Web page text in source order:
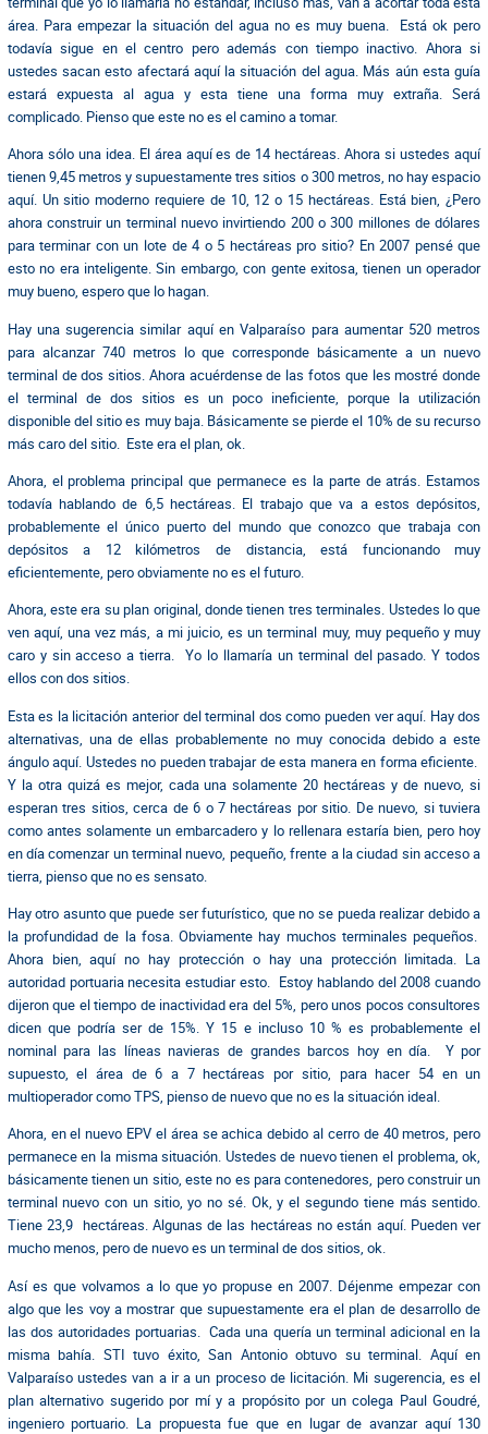
área. Para empezar la situación del agua no es muy buena. Está ok pero
todavía sigue en el centro pero además con tiempo inactivo. Ahora si
ustedes sacan esto afectará aquí la situación del agua. Más aún esta guía
estará expuesta al agua y esta tiene una forma muy extraña. Será
complicado. Pienso que este no es el camino a tomar.
Ahora sólo una idea. El área aquí es de 14 hectáreas. Ahora si ustedes aquí
tienen 9,45 metros y supuestamente tres sitios o 300 metros, no hay espacio
aquí. Un sitio moderno requiere de 10, 12 o 15 hectáreas. Está bien, ¿Pero
ahora construir un terminal nuevo invirtiendo 200 o 300 millones de dólares
para terminar con un lote de 4 o 5 hectáreas pro sitio? En 2007 pensé que
esto no era inteligente. Sin embargo, con gente exitosa, tienen un operador
muy bueno, espero que lo hagan.
Hay una sugerencia similar aquí en Valparaíso para aumentar 520 metros
para alcanzar 740 metros lo que corresponde básicamente a un nuevo
terminal de dos sitios. Ahora acuérdense de las fotos que les mostré donde
el terminal de dos sitios es un poco ineficiente, porque la utilización
disponible del sitio es muy baja. Básicamente se pierde el 10% de su recurso
más caro del sitio. Este era el plan, ok.
Ahora, el problema principal que permanece es la parte de atrás. Estamos
todavía hablando de 6,5 hectáreas. El trabajo que va a estos depósitos,
probablemente el único puerto del mundo que conozco que trabaja con
depósitos a 12 kilómetros de distancia, está funcionando muy
eficientemente, pero obviamente no es el futuro.
Ahora, este era su plan original, donde tienen tres terminales. Ustedes lo que
ven aquí, una vez más, a mi juicio, es un terminal muy, muy pequeño y muy
caro y sin acceso a tierra. Yo lo llamaría un terminal del pasado. Y todos
ellos con dos sitios.
Esta es la licitación anterior del terminal dos como pueden ver aquí. Hay dos
alternativas, una de ellas probablemente no muy conocida debido a este
ángulo aquí. Ustedes no pueden trabajar de esta manera en forma eficiente.
Y la otra quizá es mejor, cada una solamente 20 hectáreas y de nuevo, si
esperan tres sitios, cerca de 6 o 7 hectáreas por sitio. De nuevo, si tuviera
como antes solamente un embarcadero y lo rellenara estaría bien, pero hoy
en día comenzar un terminal nuevo, pequeño, frente a la ciudad sin acceso a
tierra, pienso que no es sensato.
Hay otro asunto que puede ser futurístico, que no se pueda realizar debido a
la profundidad de la fosa. Obviamente hay muchos terminales pequeños.
Ahora bien, aquí no hay protección o hay una protección limitada. La
autoridad portuaria necesita estudiar esto. Estoy hablando del 2008 cuando
dijeron que el tiempo de inactividad era del 5%, pero unos pocos consultores
dicen que podría ser de 15%. Y 15 e incluso 10 % es probablemente el
nominal para las líneas navieras de grandes barcos hoy en día. Y por
supuesto, el área de 6 a 7 hectáreas por sitio, para hacer 54 en un
multioperador como TPS, pienso de nuevo que no es la situación ideal.
Ahora, en el nuevo EPV el área se achica debido al cerro de 40 metros, pero
permanece en la misma situación. Ustedes de nuevo tienen el problema, ok,
básicamente tienen un sitio, este no es para contenedores, pero construir un
terminal nuevo con un sitio, yo no sé. Ok, y el segundo tiene más sentido.
Tiene 23,9 hectáreas. Algunas de las hectáreas no están aquí. Pueden ver
mucho menos, pero de nuevo es un terminal de dos sitios, ok.
Así es que volvamos a lo que yo propuse en 2007. Déjenme empezar con
algo que les voy a mostrar que supuestamente era el plan de desarrollo de
las dos autoridades portuarias. Cada una quería un terminal adicional en la
misma bahía. STI tuvo éxito, San Antonio obtuvo su terminal. Aquí en
Valparaíso ustedes van a ir a un proceso de licitación. Mi sugerencia, es el
plan alternativo sugerido por mí y a propósito por un colega Paul Goudré,
ingeniero portuario. La propuesta fue que en lugar de avanzar aquí 130